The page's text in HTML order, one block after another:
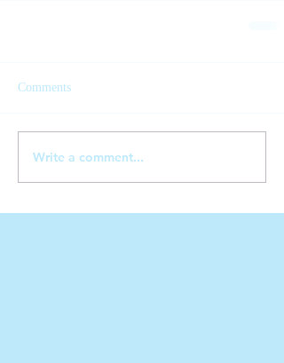
Comments
Write a comment...